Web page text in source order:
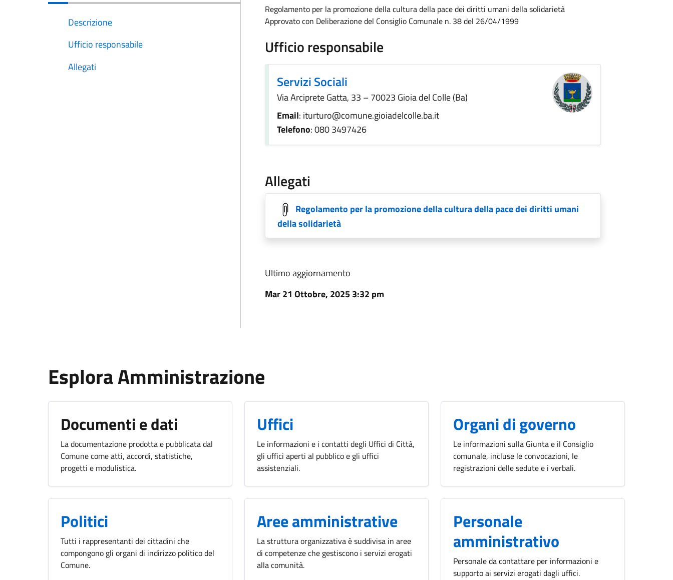
Descrizione
Ufficio responsabile
Allegati
Regolamento per la promozione della cultura della pace dei diritti umani della solidarietà
Approvato con Deliberazione del Consiglio Comunale n. 38 del 26/04/1999
Ufficio responsabile
Servizi Sociali
Via Arciprete Gatta, 33 – 70023 Gioia del Colle (Ba)
Email: iturturo@comune.gioiadelcolle.ba.it
Telefono: 080 3497426
Allegati
Regolamento per la promozione della cultura della pace dei diritti umani
della solidarietà
Ultimo aggiornamento
Mar 21 Ottobre, 2025 3:32 pm
Esplora Amministrazione
Documenti e dati
La documentazione prodotta e pubblicata dal
Comune come atti, accordi, statistiche,
progetti e modulistica.
Uffici
Le informazioni e i contatti degli Uffici di Città,
gli uffici aperti al pubblico e gli uffici
assistenziali.
Organi di governo
Le informazioni sulla Giunta e il Consiglio
comunale, incluse le convocazioni, le
registrazioni delle sedute e i verbali.
Politici
Tutti i rappresentanti dei cittadini che
compongono gli organi di indirizzo politico del
Comune.
Aree amministrative
La struttura organizzativa è suddivisa in aree
di competenze che gestiscono i servizi erogati
alla comunità.
Personale
amministrativo
Personale da contattare per informazioni e
supporto ai servizi erogati dagli uffici.